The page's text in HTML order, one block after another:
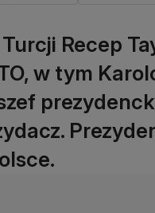
Recep
w tym